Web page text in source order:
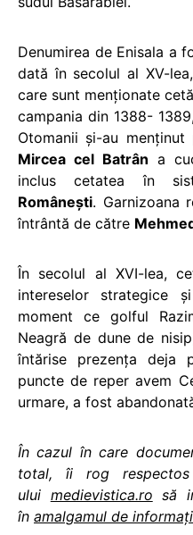
Denumirea de Enisala a
dată în secolul al XV-
care sunt menţionate
campania din 1388-
Otomanii şi-au
Mircea cel Batrân a
inclus cetatea în
Româneşti. Garnizoana
întrântă de către
În secolul al XVI-lea,
intereselor strategice
moment ce golful
Neagră de dune de
întărise prezenţa deja
puncte de reper avem
urmare, a fost
În cazul în care
total, îi rog
ului medievistica.ro să
în amalgamul de